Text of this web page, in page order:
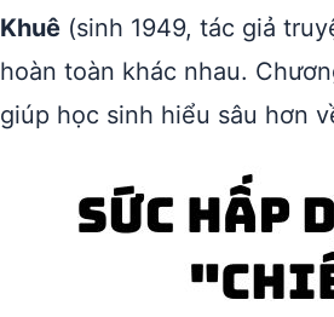
Khuê (sinh 1949, tác giả
hoàn toàn khác nhau.
giúp học sinh hiểu sâu hơn